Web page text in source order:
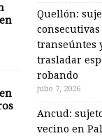
Quellón:
transeúntes
trasladar
robando
julio 7, 2026
Ancud:
vecino en